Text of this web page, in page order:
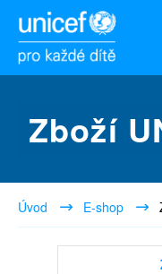
Zboží
Úvod E-shop